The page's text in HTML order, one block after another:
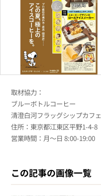
取材協力：
ブルーボトルコーヒー
清澄白河フラッグシップカフェ
住所：東京都江東区平野1-4-8
営業時間：月〜日 8:00-19:00
この記事の画像一覧